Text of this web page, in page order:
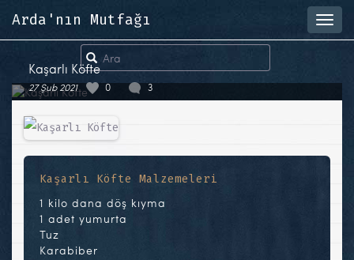
Arda'nın Mutfağı
Kaşarlı Köfte
27 Şub 2021 0 3
Kaşarlı Köfte Malzemeleri
1 kilo dana döş kıyma
1 adet yumurta
Tuz
Karabiber